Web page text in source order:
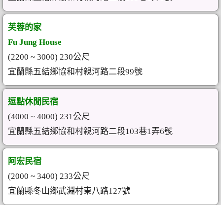
芙蓉的家
Fu Jung House
(2200 ~ 3000) 230公尺
宜蘭縣五結鄉協和村親河路二段99號
逗點休閒民宿
(4000 ~ 4000) 231公尺
宜蘭縣五結鄉協和村親河路二段103巷1弄6號
阿宏民宿
(2000 ~ 3400) 233公尺
宜蘭縣冬山鄉武淵村東八路127號